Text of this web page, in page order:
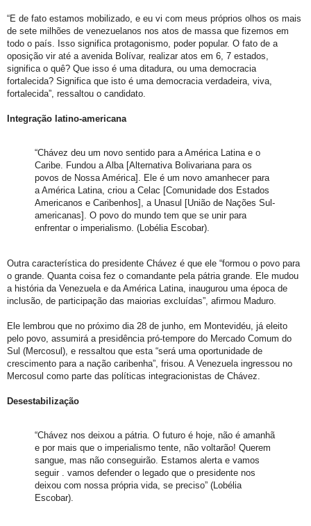
“E de fato estamos mobilizado, e eu vi com meus próprios olhos os mais
de sete milhões de venezuelanos nos atos de massa que fizemos em
todo o país. Isso significa protagonismo, poder popular. O fato de a
oposição vir até a avenida Bolívar, realizar atos em 6, 7 estados,
significa o quê? Que isso é uma ditadura, ou uma democracia
fortalecida? Significa que isto é uma democracia verdadeira, viva,
fortalecida”, ressaltou o candidato.
Integração latino-americana
“Chávez deu um novo sentido para a América Latina e o
Caribe. Fundou a Alba [Alternativa Bolivariana para os
povos de Nossa América]. Ele é um novo amanhecer para
a América Latina, criou a Celac [Comunidade dos Estados
Americanos e Caribenhos], a Unasul [União de Nações Sul-
americanas]. O povo do mundo tem que se unir para
enfrentar o imperialismo. (Lobélia Escobar).
Outra característica do presidente Chávez é que ele “formou o povo para
o grande. Quanta coisa fez o comandante pela pátria grande. Ele mudou
a história da Venezuela e da América Latina, inaugurou uma época de
inclusão, de participação das maiorias excluídas”, afirmou Maduro.
Ele lembrou que no próximo dia 28 de junho, em Montevidéu, já eleito
pelo povo, assumirá a presidência pró-tempore do Mercado Comum do
Sul (Mercosul), e ressaltou que esta “será uma oportunidade de
crescimento para a nação caribenha”, frisou. A Venezuela ingressou no
Mercosul como parte das políticas integracionistas de Chávez.
Desestabilização
“Chávez nos deixou a pátria. O futuro é hoje, não é amanhã
e por mais que o imperialismo tente, não voltarão! Querem
sangue, mas não conseguirão. Estamos alerta e vamos
seguir . vamos defender o legado que o presidente nos
deixou com nossa própria vida, se preciso” (Lobélia
Escobar).